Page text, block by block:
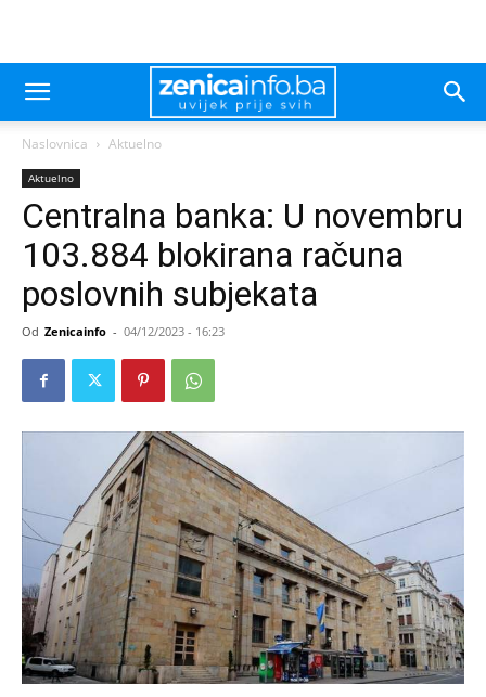
Naslovnica Aktuelno
Aktuelno
Centralna banka: U novembru
103.884 blokirana računa
poslovnih subjekata
Od Zenicainfo - 04/12/2023 - 16:23